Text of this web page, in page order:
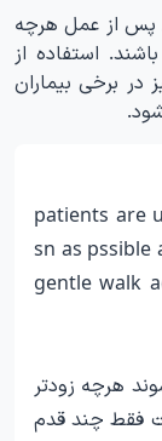
پس از عمل هرچه
استفاده از
برخی بیماران
patients are
sn as pssible
gentle walk
هرچه زودتر
فقط چند قدم